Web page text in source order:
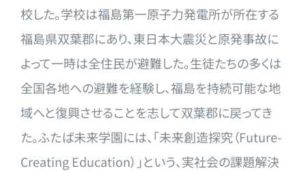
校した。学校は福島第一原子力発電所が所在する
福島県双葉郡にあり、東日本大震災と原発事故に
よって一時は全住民が避難した。生徒たちの多くは
全国各地への避難を経験し、福島を持続可能な地
域へと復興させることを志して双葉郡に戻ってき
た。ふたば未来学園には、「未来創造探究（Future-
Creating Education）」という、実社会の課題解決